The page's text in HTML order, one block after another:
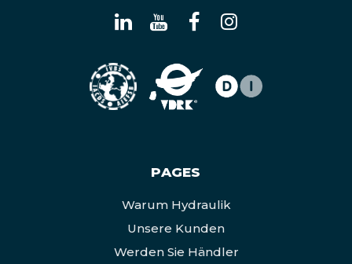
PAGES
Warum Hydraulik
Unsere Kunden
Werden Sie Händler